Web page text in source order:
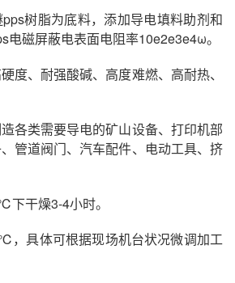
树脂为底料，添加导电填料助剂和
电磁屏蔽电表面电阻率10e2e3e4ω。
度、耐强酸碱、高度难燃、高耐热、
各类需要导电的矿山设备、打印机部
管道阀门、汽车配件、电动工具、挤
下干燥3-4小时。
，具体可根据现场机台状况微调加工